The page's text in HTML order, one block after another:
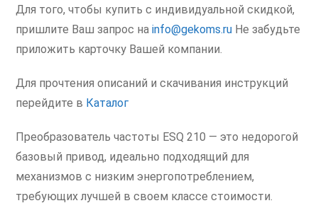
Для того, чтобы купить с индивидуальной скидкой,
пришлите Ваш запрос наinfo@gekoms.ru Не забудьте
приложить карточку Вашей компании.
Для прочтения описаний и скачивания инструкций
перейдите в Каталог
Преобразователь частоты ESQ 210 — это недорогой
базовый привод, идеально подходящий для
механизмов с низким энергопотреблением,
требующих лучшей в своем классе стоимости.